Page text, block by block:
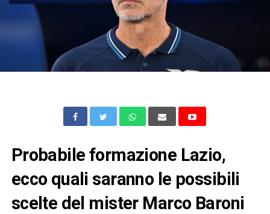
Probabile formazione Lazio,
ecco quali saranno le possibili
scelte del mister Marco Baroni